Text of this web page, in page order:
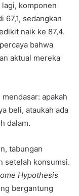
komponen
67,1, sedangkan
naik ke 87,4.
bahwa
aktual mereka
apakah
beli, ataukah ada
dalam.
tabungan
setelah konsumsi.
Hypothesis
bergantung